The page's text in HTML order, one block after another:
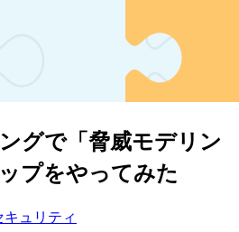
グで「脅威モデリン
プをやってみた
キュリティ